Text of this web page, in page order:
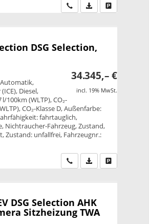
Wir rufen Sie an
PDF-Datei,
DSG Selection,
34.345,– €
incl. 19% MwSt.
Automatik,
Diesel,
(WLTP), CO₂-
CO₂-Klasse D, Außenfarbe:
fahrtauglich,
Nichtraucher-Fahrzeug, Zustand,
Zustand: unfallfrei, Fahrzeugnr.:
Wir rufen Sie an
PDF-Datei,Drucken,
DSG Selection AHK
Sitzheizung TWA